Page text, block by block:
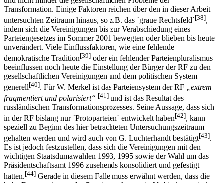
Transformation. Einige Faktoren reichen über den in dieser Arbeit
untersuchten Zeitraum hinaus, so z.B. das `graue Rechtsfeld´[38],
indem sich die Vereinigungen bis zur Verabschiedung eines
Parteiengesetzes im Sommer 2001 bewegten oder blieben bis heute
unverändert. Viele Einflussfaktoren, wie eine fehlende
demokratische Tradition[39] oder ein fehlender Parteienpluralismus
beeinflussen noch heute die Einstellung der Bürger der RF zu den
gesellschaftlichen Vereinigungen und dem politischen System
generell[40]. Für W. Merkel ist das Parteiensystem der RF
„extrem
fragmentiert und polarisiert“ [41] und ist das Resultat des
russländischen Transformationsprozesses. Seine Aussage, dass sich
in der RF bislang nur `Protoparteien´ entwickelt haben[42], kann
speziell zu Beginn des hier betrachteten Untersuchungszeitraum
gehalten werden und wird auch von G. Luchterhandt bestätigt[43].
Es ist jedoch festzustellen, dass sich die Vereinigungen mit den
wichtigen Staatsdumawahlen 1993, 1995 sowie der Wahl um das
Präsidentschaftsamt 1996 zusehends konsolidiert und gefestigt
hatten.[44] Gerade in diesem Falle muss erwähnt werden, dass die